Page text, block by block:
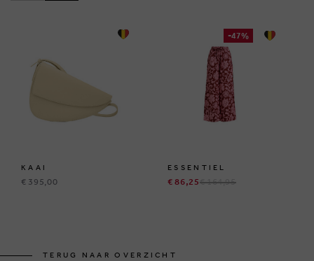
KAAI
€ 395,00
-47%
ESSENTIEL
€ 86,25€ 164,95
TERUG NAAR OVERZICHT